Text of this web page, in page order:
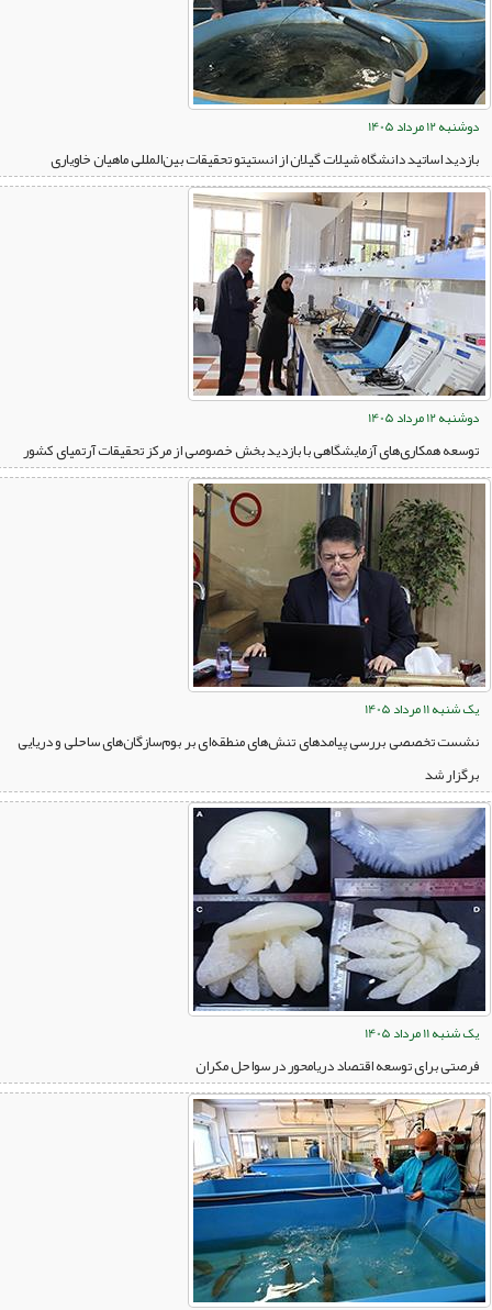
دوشنبه 12 مرداد 1405
بازدید اساتید دانشگاه شیلات گیلان از انستیتو تحقیقات بین‌المللی ماهیان خاویاری
دوشنبه 12 مرداد 1405
توسعه همکاری‌های آزمایشگاهی با بازدید بخش خصوصی از مرکز تحقیقات آرتمیای کشور
یک شنبه 11 مرداد 1405
نشست تخصصی بررسی پیامدهای تنش‌های منطقه‌ای بر بوم‌سازگان‌های ساحلی و دریایی
برگزار شد
یک شنبه 11 مرداد 1405
فرصتی برای توسعه اقتصاد دریامحور در سواحل مکران